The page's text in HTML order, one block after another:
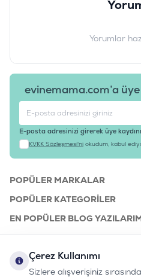
Yorumlar
evinemama.com’a
E-posta adresinizi girerek üye
KVKK Sözleşmesi'ni okudum, kabul
POPÜLER MARKALAR
POPÜLER KATEGORILER
EN POPÜLER BLOG
KURUMSAL
Çerez Kullanımı
Sizlere alışverişiniz